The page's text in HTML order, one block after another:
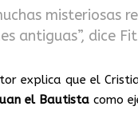
misteriosas
antiguas”, dice
explica que el
el Bautista como